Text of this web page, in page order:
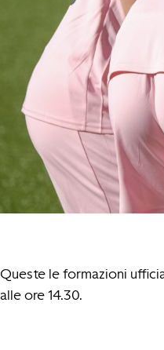
Queste le formazioni
alle ore 14.30.